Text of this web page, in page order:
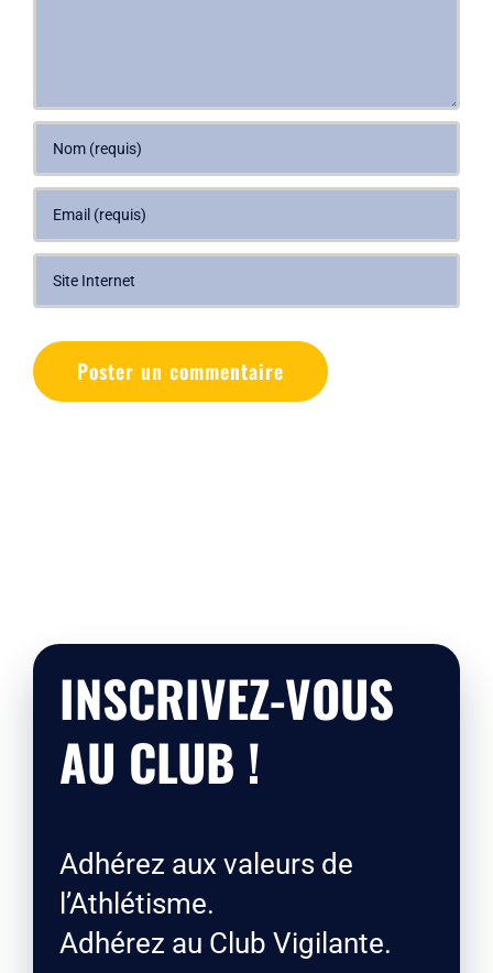
INSCRIVEZ-VOUS
AU CLUB !
Adhérez aux valeurs de
l’Athlétisme.
Adhérez au Club Vigilante.